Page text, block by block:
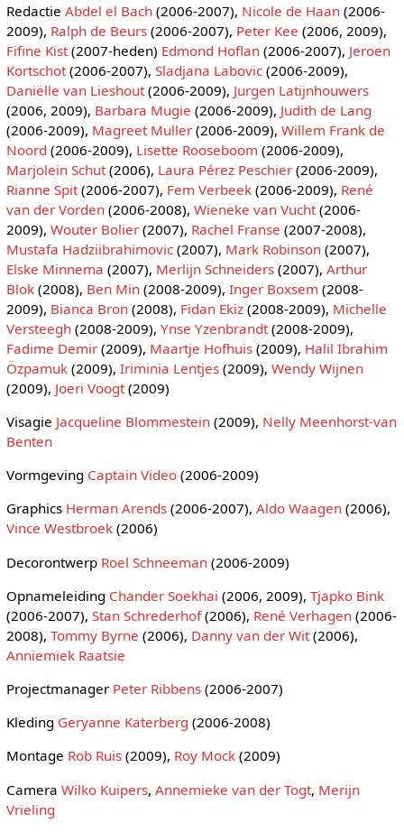
Redactie Abdel el Bach(2006-2007), Nicole de Haan(2006-
2009), Ralph de Beurs(2006-2007), Peter Kee (2006, 2009),
Fifine Kist(2007-heden) Edmond Hoflan(2006-2007), Jeroen
Kortschot(2006-2007), Sladjana Labovic(2006-2009),
Daniëlle van Lieshout(2006-2009), Jurgen Latijnhouwers
(2006, 2009), Barbara Mugie (2006-2009), Judith de Lang
(2006-2009), Magreet Muller(2006-2009), Willem Frank de
Noord (2006-2009), Lisette Rooseboom (2006-2009),
Marjolein Schut(2006), Laura Pérez Peschier(2006-2009),
Rianne Spit(2006-2007), Fem Verbeek(2006-2009), René
van der Vorden(2006-2008), Wieneke van Vucht(2006-
2009), Wouter Bolier(2007), Rachel Franse (2007-2008),
Mustafa Hadziibrahimovic(2007), Mark Robinson(2007),
Elske Minnema (2007), Merlijn Schneiders(2007), Arthur
Blok(2008), Ben Min(2008-2009), Inger Boxsem (2008-
2009), Bianca Bron(2008), Fidan Ekiz(2008-2009), Michelle
Versteegh(2008-2009), Ynse Yzenbrandt(2008-2009),
Fadime Demir(2009), Maartje Hofhuis(2009), Halil Ibrahim
Özpamuk(2009), Iriminia Lentjes(2009), Wendy Wijnen
(2009), Joeri Voogt(2009)
Visagie Jacqueline Blommestein(2009), Nelly Meenhorst-van
Benten
Vormgeving Captain Video(2006-2009)
Graphics Herman Arends(2006-2007), Aldo Waagen(2006),
Vince Westbroek(2006)
Decorontwerp Roel Schneeman(2006-2009)
Opnameleiding Chander Soekhai (2006, 2009), Tjapko Bink
(2006-2007), Stan Schrederhof(2006), René Verhagen(2006-
2008), Tommy Byrne (2006), Danny van der Wit(2006),
Anniemiek Raatsie
Projectmanager Peter Ribbens(2006-2007)
Kleding Geryanne Katerberg (2006-2008)
Montage Rob Ruis(2009), Roy Mock(2009)
Camera Wilko Kuipers, Annemieke van der Togt, Merijn
Vrieling